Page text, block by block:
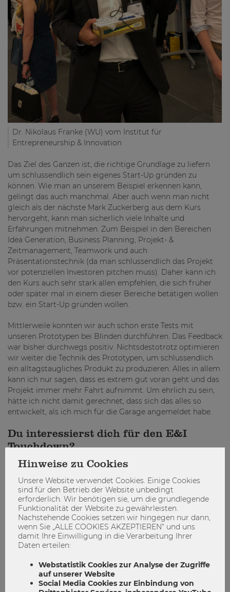
Dr. Nikolaus Franke (WU) vom Institut für
Entrepreneurship & Innovation
Das Ziel des Ganzen ist, die richtige Grundlage zu liefern
um schlussendlich sein eigenes Start-Up gründen zu
können. Wie man an unserem Beispiel erkennen kann,
gelingt das auch manchmal. Aber auch wenn man nicht
gleich als der nächste Mark Zuckerberg aus dem Kurs
hervorgeht, kann man sicherlich viele Inhalte und
Erfahrungen mitnehmen. Zum Beispiel in den Bereichen
Idea Generation, Business Planning, Projekt- &
Zeitmanagement, Teamwork und auch
Präsentationstechnik (da man schlussendlich das Projekt
vor potenziellen Investoren pitchen muss). Daher kann ich
den Kurs auch sehr stark allen empfehlen, die sich früher
oder später mal in einem dieser Bereiche betätigen wollen
bzw. ein Start-Up gründen wollen.
Mittlerweile konnten wir auch schon erste Tests mit
unseren Prototypen bei Blinden durchführen. Das Feedback
war bisher durchwegs positiv. Nichtsdestotrotz optimieren
wir weiter die Technik des Prototypen, um schlussendlich
ein alltagstaugliches Produkt zu produzieren. Alles in allem
kann ich nur sagen, dass es extrem gut voran geht und das
Projekt immer mehr Fahrt aufnimmt. Um ehrlich zu sein,
hätte ich nicht damit gerechnet, dass sich das alles so
entwickelt, als ich mich für die Garage angemeldet habe.
Du interessierst dich für den E&I
Touchdown?
Wenn du dich für die Projekte der E&I Garage interessierst,
einen direkten Einblick zu erhalten. Am 19. Juni 2019 im
Julius-Raab-Saal der WKO, Wiedener Hauptstr. 63, 1040
Wien werden die Projekte des vergangenen Semesters
vorgestellt, Diskussionen geführt und Netzwerke
gesponnen. Nähere Informationen findet ihr in Kürze
hier!
Hinweise zu Cookies
Unsere Website verwendet Cookies. Einige Cookies
sind für den Betrieb der Website unbedingt
erforderlich. Wir benötigen sie, um die grundlegende
Funktionalität der Website zu gewährleisten.
Nachstehende Cookies setzen wir hingegen nur dann,
wenn Sie „ALLE COOKIES AKZEPTIEREN“ und uns
damit Ihre Einwilligung in die Verarbeitung Ihrer
Daten erteilen:
Webstatistik Cookies zur Analyse der Zugriffe
auf unserer Website
Social Media Cookies zur Einbindung von